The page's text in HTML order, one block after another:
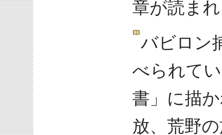
章が読ま
バビロン
べられて
書」に描
放、荒野